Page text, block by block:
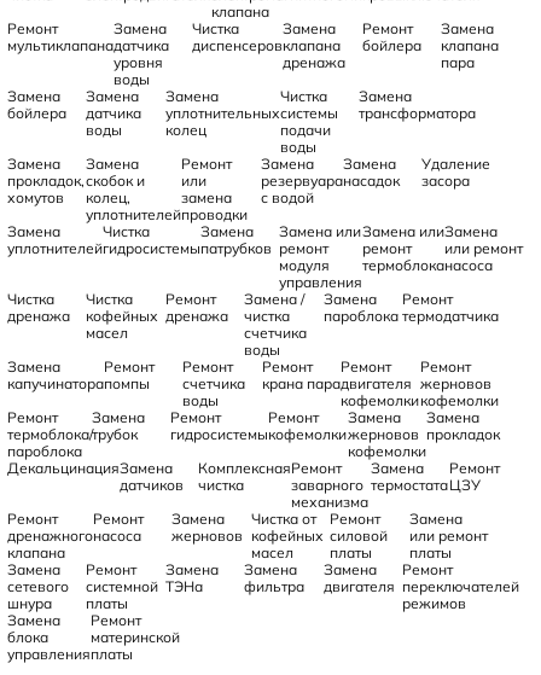
клапана
Ремонт
мультиклапана
Замена
датчика
уровня
воды
Чистка
диспенсеров
Замена
клапана
дренажа
Ремонт
бойлера
Замена
клапана
пара
Замена
бойлера
Замена
датчика
воды
Замена
уплотнительных
колец
Чистка
системы
подачи
воды
Замена
трансформатора
Замена
прокладок,
хомутов
Замена
скобок и
колец,
уплотнителей
Ремонт
или
замена
проводки
Замена
резервуара
с водой
Замена
насадок
Удаление
засора
Замена
уплотнителей
Чистка
гидросистемы
Замена
патрубков
Замена или
ремонт
модуля
управления
Замена или
ремонт
термоблока
Замена
или ремонт
насоса
Чистка
дренажа
Чистка
кофейных
масел
Ремонт
дренажа
Замена /
чистка
счетчика
воды
Замена
пароблока
Ремонт
термодатчика
Замена
капучинатора
Ремонт
помпы
Ремонт
счетчика
воды
Ремонт
крана пара
Ремонт
двигателя
кофемолки
Ремонт
жерновов
кофемолки
Ремонт
термоблока/
пароблока
Замена
трубок
Ремонт
гидросистемы
Ремонт
кофемолки
Замена
жерновов
кофемолки
Замена
прокладок
ДекальцинацияЗамена
датчиков
Комплексная
чистка
Ремонт
заварного
механизма
Замена
термостата
Ремонт
ЦЗУ
Ремонт
дренажного
клапана
Ремонт
насоса
Замена
жерновов
Чистка от
кофейных
масел
Ремонт
силовой
платы
Замена
или ремонт
платы
Замена
сетевого
шнура
Ремонт
системной
платы
Замена
ТЭНа
Замена
фильтра
Замена
двигателя
Ремонт
переключателей
режимов
Замена
блока
управления
Ремонт
материнской
платы